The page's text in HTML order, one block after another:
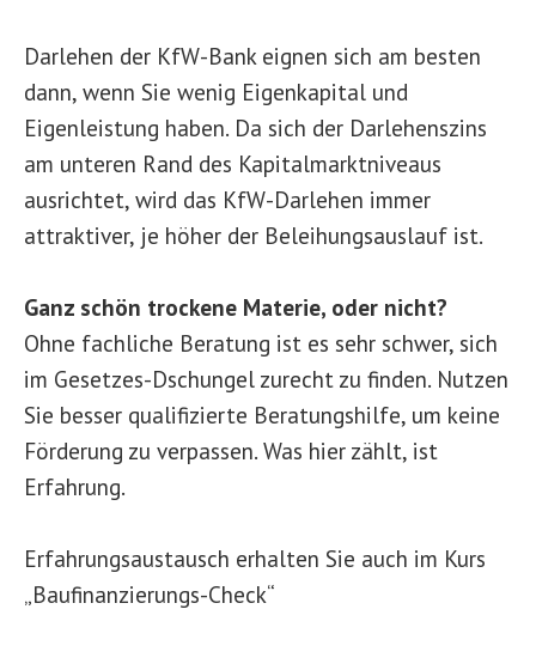
Darlehen der KfW-Bank eignen sich am besten
dann, wenn Sie wenig Eigenkapital und
Eigenleistung haben. Da sich der Darlehenszins
am unteren Rand des Kapitalmarktniveaus
ausrichtet, wird das KfW-Darlehen immer
attraktiver, je höher der Beleihungsauslauf ist.
Ganz schön trockene Materie, oder nicht?
Ohne fachliche Beratung ist es sehr schwer, sich
im Gesetzes-Dschungel zurecht zu finden. Nutzen
Sie besser qualifizierte Beratungshilfe, um keine
Förderung zu verpassen. Was hier zählt, ist
Erfahrung.
Erfahrungsaustausch erhalten Sie auch im Kurs
„Baufinanzierungs-Check“